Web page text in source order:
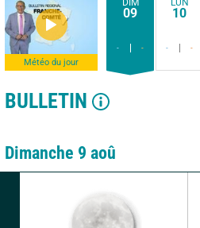
Météo du jour
DIM
09
- -
LUN
10
- -
BULLETIN
Dimanche 9 aoû